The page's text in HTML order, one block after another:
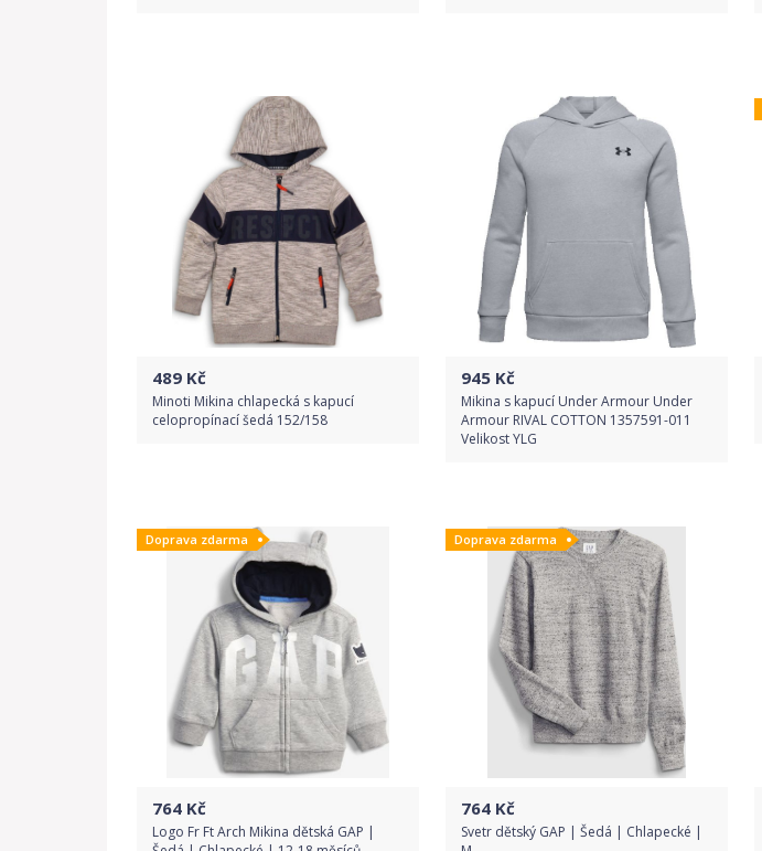
Detail produktu Detail produktu
489 Kč
Minoti Mikina chlapecká s kapucí
celopropínací šedá 152/158
Detail produktu
945 Kč
Mikina s kapucí Under Armour Under
Armour RIVAL COTTON 1357591-011
Velikost YLG
Detail produktu
Doprava zdarma
764 Kč
Logo Fr Ft Arch Mikina dětská GAP |
Doprava zdarma
764 Kč
Svetr dětský GAP | Šedá | Chlapecké |